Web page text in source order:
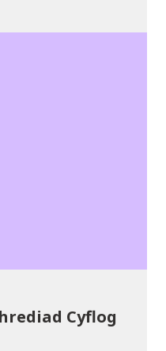
Cyflog